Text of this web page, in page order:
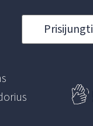
Prisijungti